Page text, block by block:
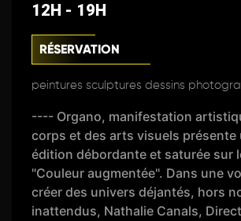
12H - 19H
RÉSERVATION
peintures sculptures dessins
---- Organo, manifestation
corps et des arts visuels présente
édition débordante et saturée sur
"Couleur augmentée". Dans une
créer des univers déjantés, hors
inattendus, Nathalie Canals,